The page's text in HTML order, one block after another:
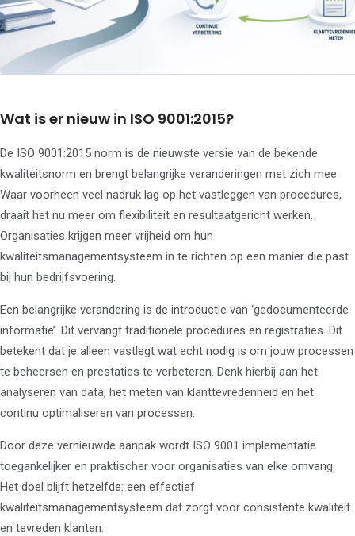
Wat is er nieuw in ISO 9001:2015?
De ISO 9001:2015 norm is de nieuwste versie van de bekende
kwaliteitsnorm en brengt belangrijke veranderingen met zich mee.
Waar voorheen veel nadruk lag op het vastleggen van procedures,
draait het nu meer om flexibiliteit en resultaatgericht werken.
Organisaties krijgen meer vrijheid om hun
kwaliteitsmanagementsysteem in te richten op een manier die past
bij hun bedrijfsvoering.
Een belangrijke verandering is de introductie van ‘gedocumenteerde
informatie’. Dit vervangt traditionele procedures en registraties. Dit
betekent dat je alleen vastlegt wat echt nodig is om jouw processen
te beheersen en prestaties te verbeteren. Denk hierbij aan het
analyseren van data, het meten van klanttevredenheid en het
continu optimaliseren van processen.
Door deze vernieuwde aanpak wordt ISO 9001 implementatie
toegankelijker en praktischer voor organisaties van elke omvang.
Het doel blijft hetzelfde: een effectief
kwaliteitsmanagementsysteem dat zorgt voor consistente kwaliteit
en tevreden klanten.